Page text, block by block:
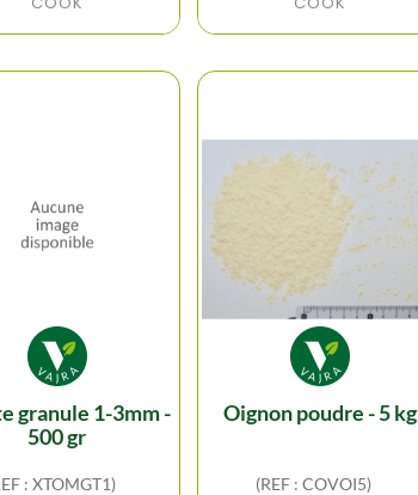
500 gr
: XTOMGT1)
oignon poudre - 5 kg
(REF : COVOI5)